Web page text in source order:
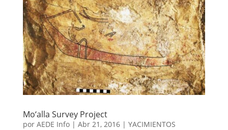
Mo‘alla Survey Project
por AEDE Info| Abr 21, 2016| YACIMIENTOS